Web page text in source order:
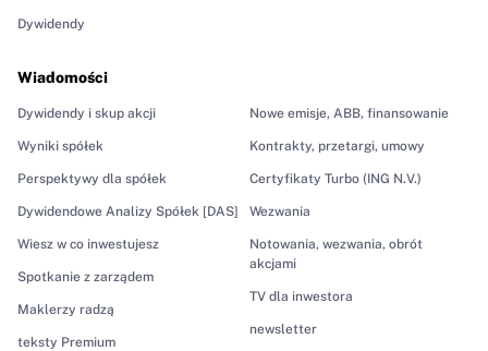
Dywidendy
Wiadomości
Dywidendy i skup akcji
Wyniki spółek
Perspektywy dla spółek
Dywidendowe Analizy Spółek [DAS]
Wiesz w co inwestujesz
Spotkanie z zarządem
Maklerzy radzą
teksty Premium
Nowe emisje, ABB, finansowanie
Kontrakty, przetargi, umowy
Certyfikaty Turbo (ING N.V.)
Wezwania
Notowania, wezwania, obrót
akcjami
TV dla inwestora
newsletter